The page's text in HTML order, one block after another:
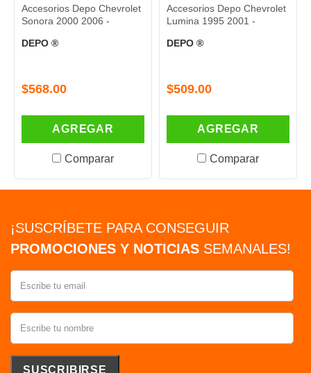
Accesorios Depo Chevrolet
Sonora 2000 2006 -
DEPO ®
$568.00
AGREGAR
Comparar
Accesorios Depo Chevrolet
Lumina 1995 2001 -
DEPO ®
$509.00
AGREGAR
Comparar
¡SUSCRÍBETE PARA CONSEGUIR
PROMOCIONES Y NOTICIAS SEMANALES!